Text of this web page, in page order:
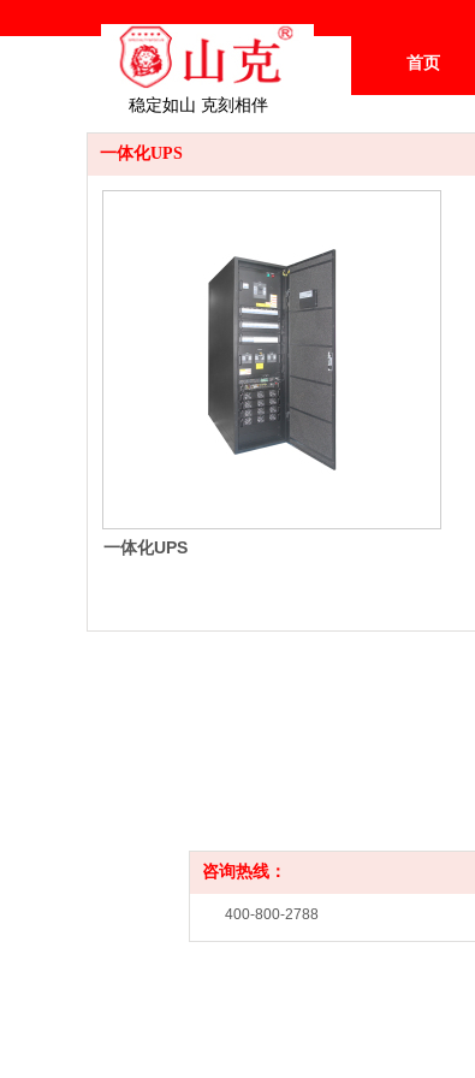
稳定如山 克刻相伴
首页
一体化UPS
一体化UPS
咨询热线：
400-800-2788